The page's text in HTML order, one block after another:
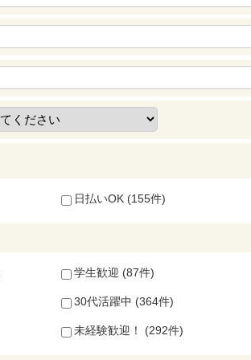
日払いOK (155件)
学生歓迎 (87件)
30代活躍中 (364件)
未経験歓迎！ (292件)